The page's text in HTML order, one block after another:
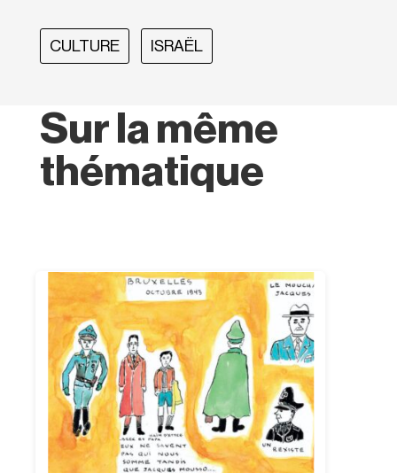
CULTURE ISRAËL
Sur la même
thématique